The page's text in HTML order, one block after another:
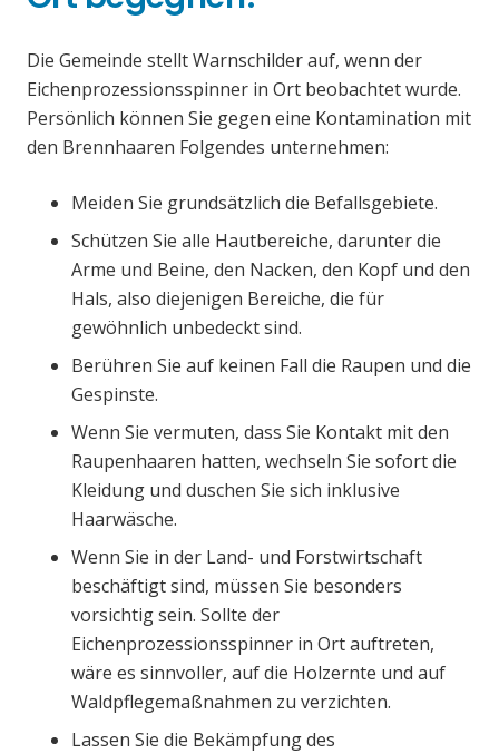
Die Gemeinde stellt Warnschilder auf, wenn der
Eichenprozessionsspinner in Ort beobachtet wurde.
Persönlich können Sie gegen eine Kontamination mit
den Brennhaaren Folgendes unternehmen:
Meiden Sie grundsätzlich die Befallsgebiete.
Schützen Sie alle Hautbereiche, darunter die
Arme und Beine, den Nacken, den Kopf und den
Hals, also diejenigen Bereiche, die für
gewöhnlich unbedeckt sind.
Berühren Sie auf keinen Fall die Raupen und die
Gespinste.
Wenn Sie vermuten, dass Sie Kontakt mit den
Raupenhaaren hatten, wechseln Sie sofort die
Kleidung und duschen Sie sich inklusive
Haarwäsche.
Wenn Sie in der Land- und Forstwirtschaft
beschäftigt sind, müssen Sie besonders
vorsichtig sein. Sollte der
Eichenprozessionsspinner in Ort auftreten,
wäre es sinnvoller, auf die Holzernte und auf
Waldpflegemaßnahmen zu verzichten.
Lassen Sie die Bekämpfung des